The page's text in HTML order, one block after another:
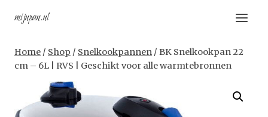
naarmijnpan.nl
Home / Shop / Snelkookpannen / BK Snelkookpan 22
cm – 6L | RVS | Geschikt voor alle warmtebronnen